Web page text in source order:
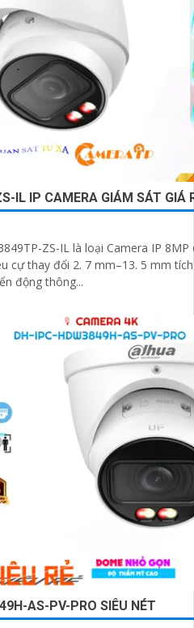
IL IP CAMERA GIÁM SÁT GIÁ
ZS-IL là loại Camera IP 8MP
cự thay đổi 2. 7 mm–13. 5 mm
động thông...
AS-PV-PRO SIÊU NÉT